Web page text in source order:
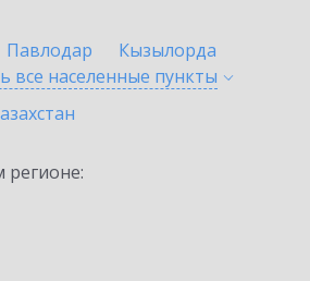
Павлодар
Кызылорда
все населенные пункты